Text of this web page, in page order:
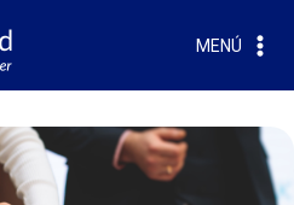
MENÚ